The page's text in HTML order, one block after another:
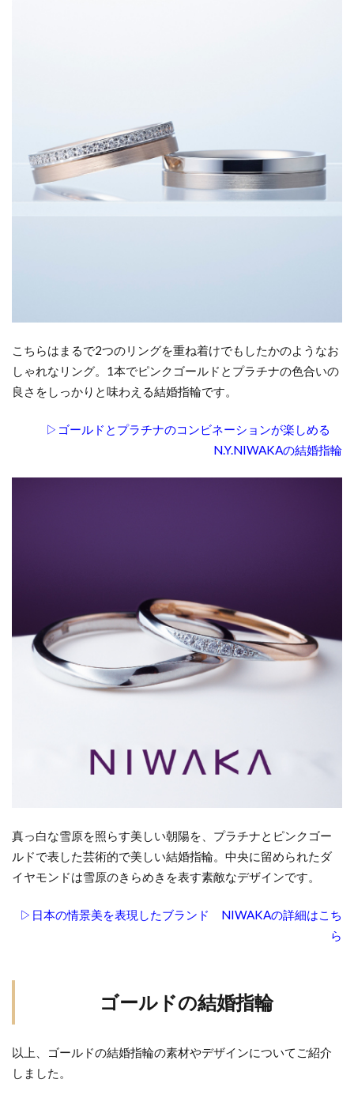
こちらはまるで2つのリングを重ね着けでもしたかのようなお
しゃれなリング。1本でピンクゴールドとプラチナの色合いの
良さをしっかりと味わえる結婚指輪です。
▷ゴールドとプラチナのコンビネーションが楽しめる
N.Y.NIWAKAの結婚指輪
真っ白な雪原を照らす美しい朝陽を、プラチナとピンクゴー
ルドで表した芸術的で美しい結婚指輪。中央に留められたダ
イヤモンドは雪原のきらめきを表す素敵なデザインです。
▷日本の情景美を表現したブランド NIWAKAの詳細はこち
ら
ゴールドの結婚指輪
以上、ゴールドの結婚指輪の素材やデザインについてご紹介
しました。